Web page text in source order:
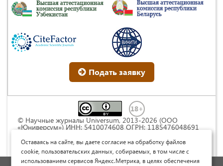
Подать заявку
© Научные журналы Universum, 2013-2026 (ООО
«Юниверсум») ИНН: 5410074608 ОГРН: 1185476048691
Commons « Attribution» («Атрибуция») 4.0
Непортированная
Оставаясь на сайте, вы даете согласие на обработку файлов
cookie, пользовательских данных, собираемых, в том числе с
использованием сервисов Яндекс.Метрика, в целях обеспечения